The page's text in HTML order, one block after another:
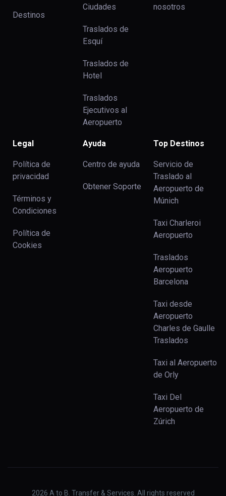
Destinos
Ciudades
Traslados de
Esquí
Traslados de
Hotel
Traslados
Ejecutivos al
Aeropuerto
nosotros
Legal
Política de
privacidad
Términos y
Condiciones
Política de
Cookies
Ayuda
Centro de ayuda
Obtener Soporte
Top Destinos
Servicio de
Traslado al
Aeropuerto de
Múnich
Taxi Charleroi
Aeropuerto
Traslados
Aeropuerto
Barcelona
Taxi desde
Aeropuerto
Charles de Gaulle
Traslados
Taxi al Aeropuerto
de Orly
Taxi Del
Aeropuerto de
Zúrich
2026 A to B. Transfer & Services. All rights reserved